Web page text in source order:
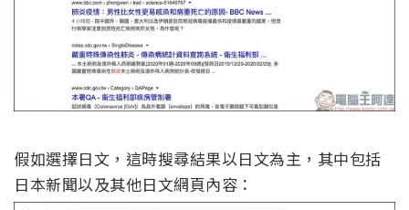
假如選擇日文，這時搜尋結果以日文為主，其中包括
日本新聞以及其他日文網頁內容：